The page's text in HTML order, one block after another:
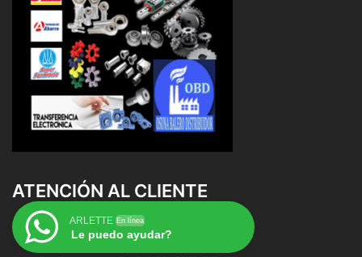
ATENCIÓN AL CLIENTE
ARLETTE En línea
Le puedo ayudar?